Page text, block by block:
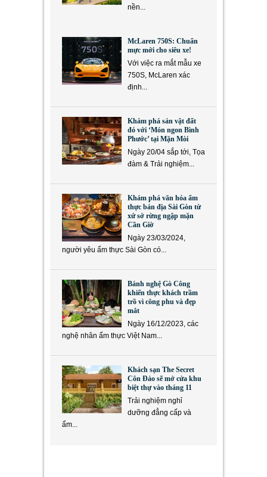
nền...
McLaren 750S: Chuẩn
mực mới cho siêu xe!
Với việc ra mắt mẫu xe
750S, McLaren xác
định...
Khám phá sản vật đất
đỏ với ‘Món ngon Bình
Phước’ tại Mặn Mòi
Ngày 20/04 sắp tới, Tọa
đàm & Trải nghiệm...
Khám phá văn hóa ẩm
thực bản địa Sài Gòn từ
xứ sở rừng ngập mặn
Cần Giờ
Ngày 23/03/2024,
người yêu ẩm thực Sài Gòn có...
Bánh nghệ Gò Công
khiến thực khách trầm
trồ vì công phu và đẹp
mắt
Ngày 16/12/2023, các
nghệ nhân ẩm thực Việt Nam...
Khách sạn The Secret
Côn Đảo sẽ mở cửa khu
biệt thự vào tháng 11
Trải nghiệm nghỉ
dưỡng đẳng cấp và
ẩm...